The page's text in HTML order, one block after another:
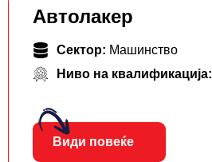
Автолакер
Сектор: Машинство
Ниво на квалификација:
Види повеќе